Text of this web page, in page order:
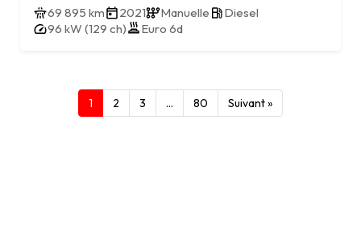
69 895 km 2021 Manuelle
Diesel
96 kW (129 ch)
Euro 6d
1 2 3 … 80 Suivant »